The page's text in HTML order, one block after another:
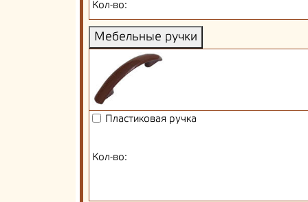
Кол-во:
Мебельные ручки
Пластиковая ручка
Кол-во: